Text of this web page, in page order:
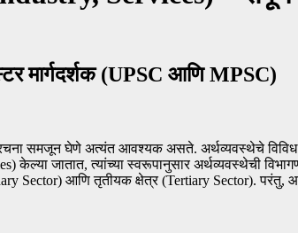
मार्गदर्शक (UPSC आणि MPSC)
रचना समजून घेणे अत्यंत आवश्यक असते. अर्थव्यवस्थेचे
केल्या जातात, त्यांच्या स्वरूपानुसार अर्थव्यवस्थेची
Sector) आणि तृतीयक क्षेत्र (Tertiary Sector). परंतु,